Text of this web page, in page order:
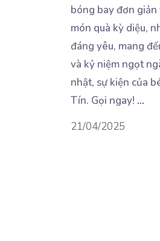
bóng bay đơn
món quà kỳ diệu,
đáng yêu, mang
và kỷ niệm ngọt
nhật, sự kiện của
Tín. Gọi ngay! ...
21/04/2025